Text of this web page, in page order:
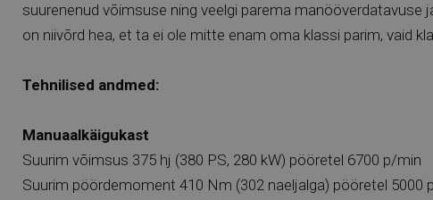
suurenenud võimsuse ning veelgi parema
on niivõrd hea, et ta ei ole mitte enam oma klassi parim, vaid
Tehnilised andmed:
Manuaalkäigukast
Suurim võimsus 375 hj (380 PS, 280 kW) pööretel 6700 p/min
Suurim pöördemoment 410 Nm (302 naeljalga) pööretel 5000